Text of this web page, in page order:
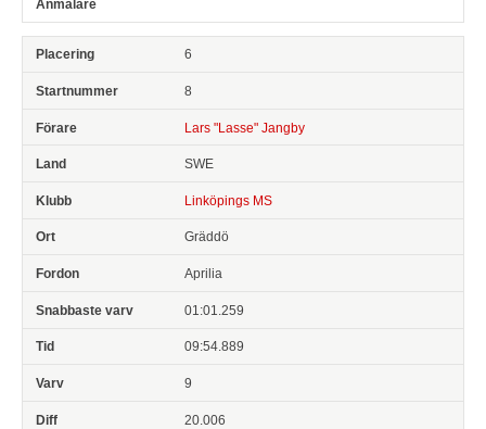
6
8
Lars "Lasse" Jangby
SWE
Linköpings MS
Gräddö
Aprilia
01:01.259
09:54.889
9
20.006